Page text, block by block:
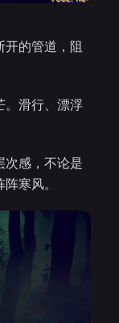
开的管道，阻
。滑行、漂浮
次感，不论是
寒风。